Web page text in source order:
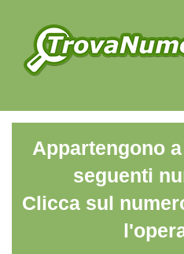
Appartengono
seguenti
Clicca sul